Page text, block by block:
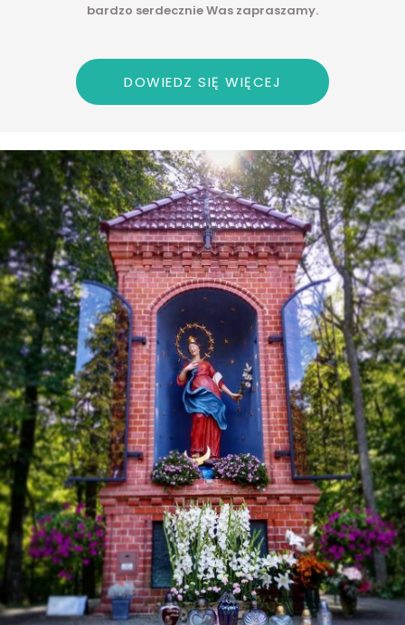
bardzo serdecznie Was zapraszamy.
DOWIEDZ SIĘ WIĘCEJ